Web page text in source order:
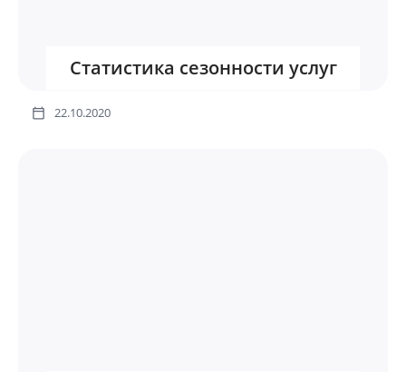
Статистика сезонности услуг
22.10.2020